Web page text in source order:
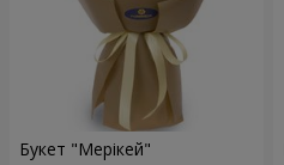
Букет "Мерікей"